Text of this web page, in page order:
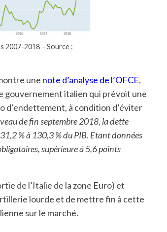
2007-2018 – Source :
une note d’analyse de l’OFCE,
gouvernement italien qui prévoit une
d’endettement, à condition d’éviter
de fin septembre 2018, la dette
% à 130,3 % du PIB. Etant données
supérieure à 5,6 points
de l’Italie de la zone Euro) et
lourde et de mettre fin à cette
sur le marché.